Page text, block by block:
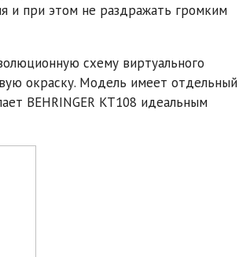
и при этом не раздражать громким
схему виртуального
окраску. Модель имеет отдельный
BEHRINGER KT108 идеальным